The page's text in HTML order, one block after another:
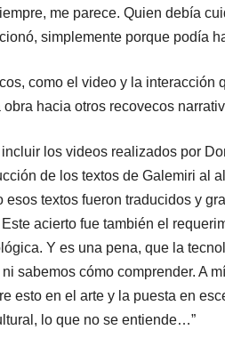
me parece. Quien debía
simplemente porque podía
como el video y la interacción
hacia otros recovecos
los videos realizados por
de los textos de Galemiri al
textos fueron traducidos y
acierto fue también el
Y es una pena, que la
sabemos cómo comprender. A mí
esto en el arte y la puesta en
lo que no se entiende…”